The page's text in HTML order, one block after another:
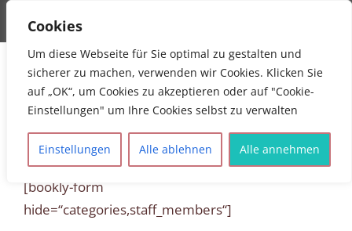
MENU
Cookies
Um diese Webseite für Sie optimal zu gestalten und
sicherer zu machen, verwenden wir Cookies. Klicken Sie
auf „OK“, um Cookies zu akzeptieren oder auf "Cookie-
Einstellungen" um Ihre Cookies selbst zu verwalten
Einstellungen Alle ablehnen Alle annehmen
Teamunicorn Physiotherapie
Physiotherapie Mühldorf Mona Allinger
[bookly-form
hide=“categories,staff_members“]